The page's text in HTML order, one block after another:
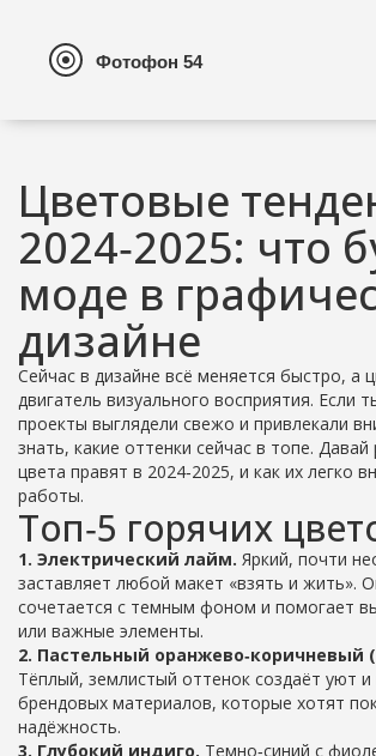
Цветовые
2024‑2025: что
моде в
дизайне
Сейчас в дизайне всё меняется быстро, а
двигатель визуального восприятия. Если
проекты выглядели свежо и привлекали
знать, какие оттенки сейчас в топе. Давай
цвета правят в 2024‑2025, и как их легко
работы.
Топ‑5 горячих
1. Электрический лайм. Яркий, почти
заставляет любой макет «взять и жить».
сочетается с темным фоном и помогает
или важные элементы.
2. Пастельный оранжево‑коричневый
Тёплый, землистый оттенок создаёт уют и
брендовых материалов, которые хотят
надёжность.
3. Глубокий индиго. Темно‑синий с